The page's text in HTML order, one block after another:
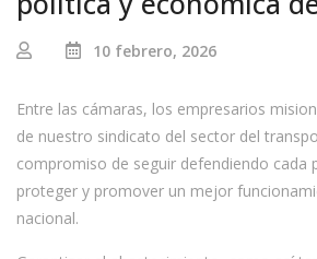
10 febrero, 2026
Entre las cámaras, los empresarios
de nuestro sindicato del sector del
compromiso de seguir defendiendo cada
proteger y promover un mejor
nacional.